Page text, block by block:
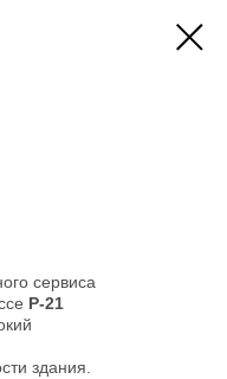
сервиса
Р-21
здания.